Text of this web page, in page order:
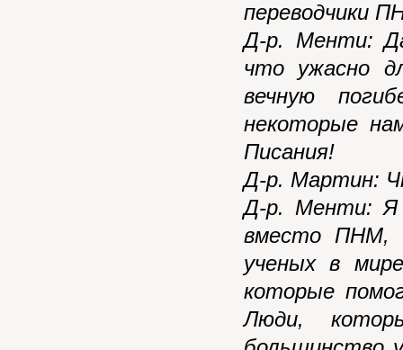
переводчики
Д-р. Менти:
что ужасно
вечную
некоторые
Писания!
Д-р. Мартин:
Д-р. Менти: Я
вместо ПНМ,
ученых в
которые
Люди,